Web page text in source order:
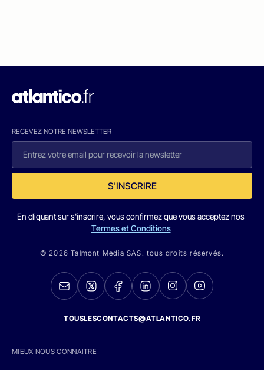
RECEVEZ NOTRE NEWSLETTER
S'INSCRIRE
En cliquant sur s'inscrire, vous confirmez que vous acceptez nos
Termes et Conditions
© 2026 Talmont Media SAS. tous droits réservés.
TOUSLESCONTACTS@ATLANTICO.FR
MIEUX NOUS CONNAITRE